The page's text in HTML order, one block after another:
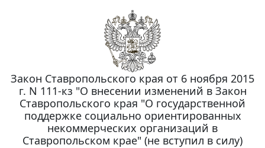
Закон Ставропольского края от 6 ноября 2015
г. N 111-кз "О внесении изменений в Закон
Ставропольского края "О государственной
поддержке социально ориентированных
некоммерческих организаций в
Ставропольском крае" (не вступил в силу)